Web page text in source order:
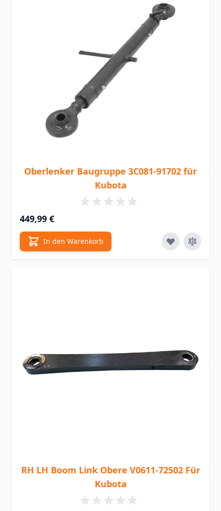
Oberlenker Baugruppe 3C081-91702 für
Kubota
449,99 €
In den Warenkorb
RH LH Boom Link Obere V0611-72502 Für
Kubota